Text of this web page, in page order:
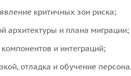
критичных зон риска;
архитектуры и плана миграции;
и интеграций;
отладка и обучение